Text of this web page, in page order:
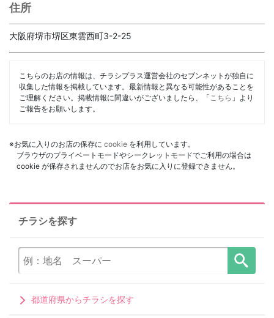
住所
大阪府堺市堺区東雲西町3-2-25
こちらのお店の情報は、チラシプラス運営会社のセブンネットが独自に
収集した情報を掲載しています。最新情報と異なる可能性があることを
ご理解ください。掲載情報に間違いがございましたら、「 こちら 」より
ご報告をお願いします。
※お気に入りのお店の保存に cookie を利用しています。
ブラウザのプライベートモードやシークレットモードでご利用の場合は
cookie が保存されませんのでお店をお気に入りに登録できません。
チラシを探す
都道府県からチラシを探す